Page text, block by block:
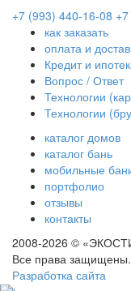
+7 (993) 440-16-08
как заказать
оплата и
Кредит и
Вопрос / Ответ
Технологии
Технологии
каталог домов
каталог бань
мобильные
портфолио
отзывы
контакты
2008-2026 ©
Все права защищены.
Разработка сайта